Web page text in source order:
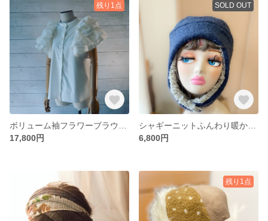
残り1点
17,800円
SOLD OUT
6,800円
残り1点